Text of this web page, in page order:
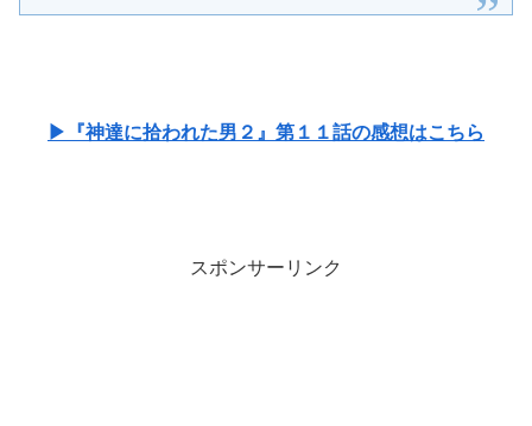
▶『神達に拾われた男２』第１１話の感想はこちら
スポンサーリンク